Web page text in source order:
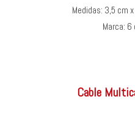
Medidas: 3,5 cm
Marca:
Cable